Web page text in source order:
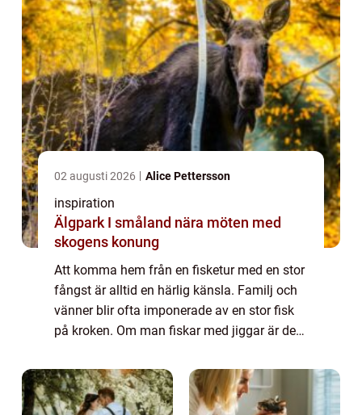
02 augusti 2026 Alice Pettersson
inspiration
Älgpark I småland nära möten med
skogens konung
Att komma hem från en fisketur med en stor
fångst är alltid en härlig känsla. Familj och
vänner blir ofta imponerade av en stor fisk
på kroken. Om man fiskar med jiggar är det
sig av jiggar vid fisket ä...